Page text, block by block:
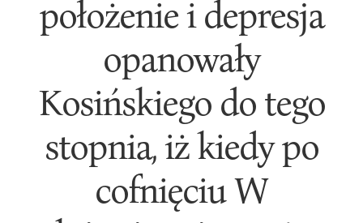
położenie i depresja
opanowały
Kosińskiego do tego
stopnia, iż kiedy po
cofnięciu W